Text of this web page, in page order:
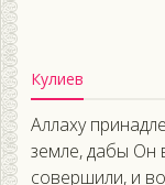
Кулиев
Аллаху
земле, дабы Он
совершили, и